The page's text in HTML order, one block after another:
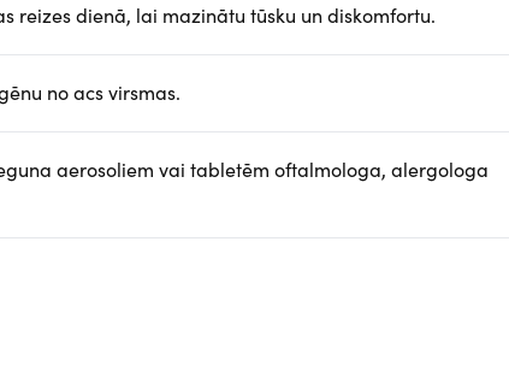
reizes dienā, lai mazinātu tūsku un diskomfortu.
no acs virsmas.
aerosoliem vai tabletēm oftalmologa, alergologa